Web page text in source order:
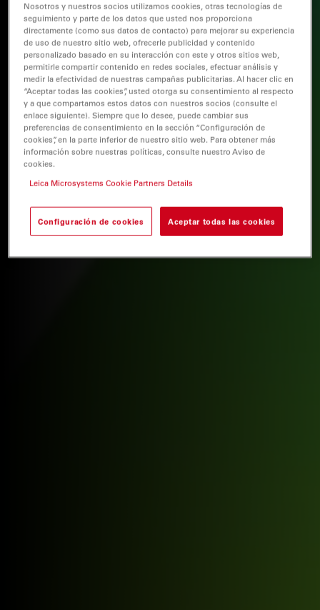
Nosotros y nuestros socios utilizamos cookies, otras tecnologías de
seguimiento y parte de los datos que usted nos proporciona
directamente (como sus datos de contacto) para mejorar su experiencia
de uso de nuestro sitio web, ofrecerle publicidad y contenido
personalizado basado en su interacción con este y otros sitios web,
permitirle compartir contenido en redes sociales, efectuar análisis y
medir la efectividad de nuestras campañas publicitarias. Al hacer clic en
“Aceptar todas las cookies”, usted otorga su consentimiento al respecto
y a que compartamos estos datos con nuestros socios (consulte el
enlace siguiente). Siempre que lo desee, puede cambiar sus
preferencias de consentimiento en la sección “Configuración de
cookies”, en la parte inferior de nuestro sitio web. Para obtener más
información sobre nuestras políticas, consulte nuestro Aviso de
cookies.
Leica Microsystems Cookie Partners Details
Configuración de cookies Aceptar todas las cookies